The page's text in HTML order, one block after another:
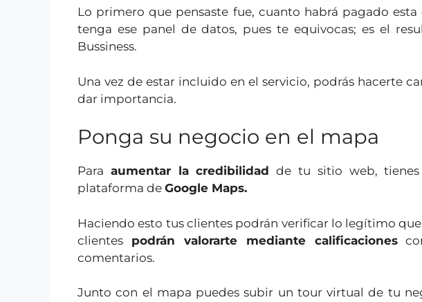
Lo primero que pensaste fue, cuanto habrá pagado
tenga ese panel de datos, pues te equivocas; es el
Bussiness.
Una vez de estar incluido en el servicio, podrás hacerte
dar importancia.
Ponga su negocio en el mapa
Para aumentar la credibilidad de tu sitio web,
plataforma de Google Maps.
Haciendo esto tus clientes podrán verificar lo legítimo
clientes podrán valorarte mediante calificaciones
comentarios.
Junto con el mapa puedes subir un tour virtual de tu